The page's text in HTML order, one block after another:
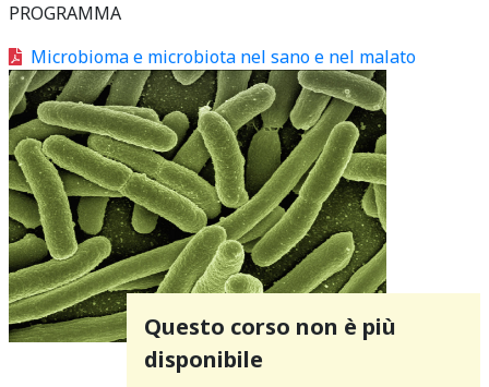
PROGRAMMA
Microbioma e microbiota nel sano e nel malato
Questo corso non è più
disponibile